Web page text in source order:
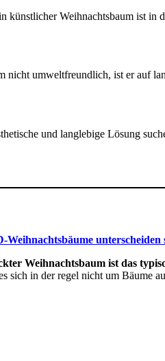
künstlicher Weihnachtsbaum ist in
nicht umweltfreundlich, ist er auf
und langlebige Lösung
Weihnachtsbäume
Weihnachtsbaum ist das
sich in der regel nicht um Bäume